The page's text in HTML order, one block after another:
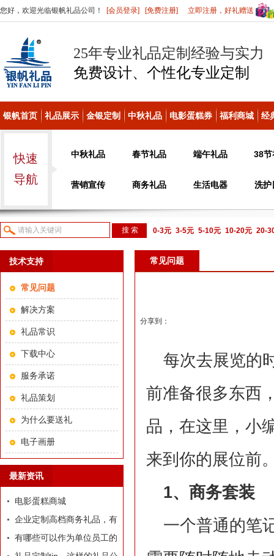
您好，欢迎光临银帆礼品公司！ [会员登录] [免费注册] 立即注册，好礼赠送
25年专业礼品定制经验与实力
免费设计、个性化专业定制
银帆首页 礼品展示 金银定制 中秋礼品 电影蛋糕券 福利商城 经
快速
导航
中秋礼品 春节礼品 端午礼品 38节
营销宣传 商务礼品 生活电器 洗护
0-3元 3-5元 5-10元 10-20元 20-
议或电话咨询
技术支持
常见问题
解决方案
礼品常识
下载中心
服务承诺
礼品策划
为什么要送礼
电子画册
最新资讯
电影蛋糕商城
企业定制高档商务礼品，有
哪些推荐？
有哪些可以作为单位员工的
常见问题
分享到：
每次去展览的
前准备很多东西
品，在这里，小
来到你的展位前
1、商务套装
一个普通的笔